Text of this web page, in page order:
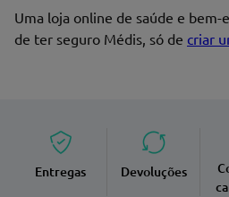
Uma loja online de saúde e bem-
de ter seguro Médis, só de criar
Entregas Devoluções